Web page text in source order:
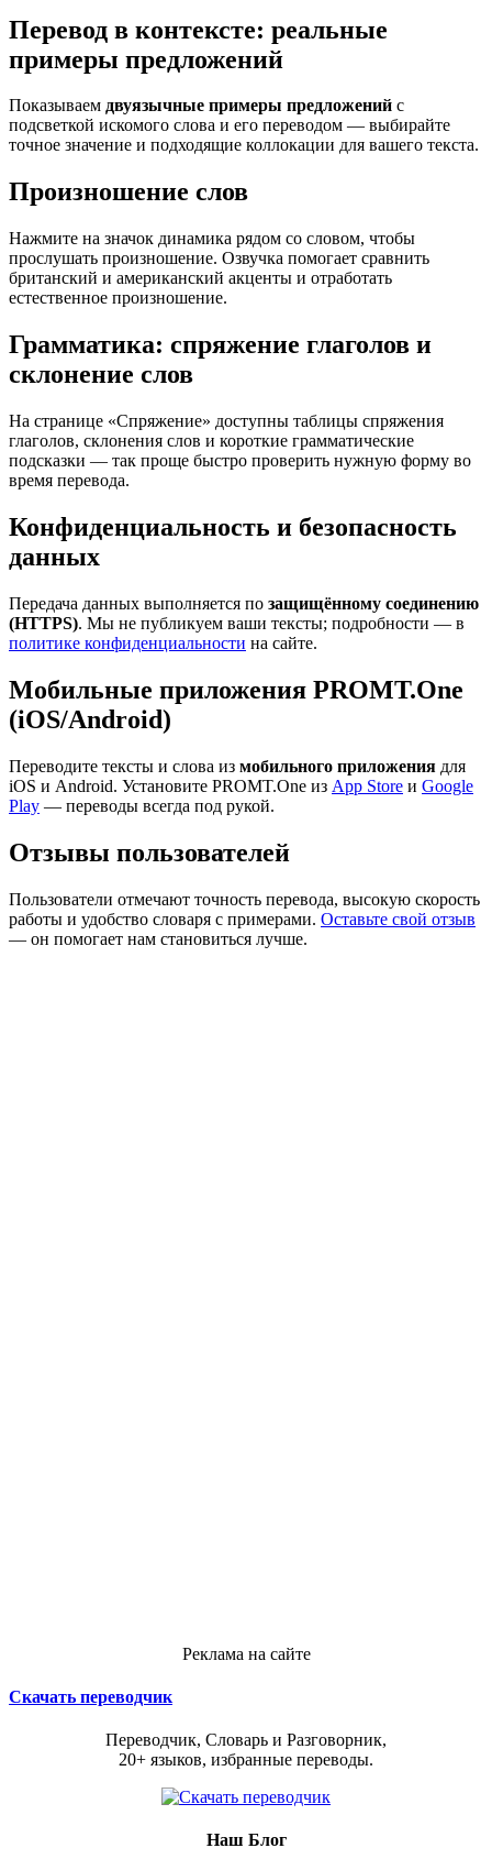
Перевод в контексте: реальные
примеры предложений
Показываем двуязычные примеры предложений с
подсветкой искомого слова и его переводом — выбирайте
точное значение и подходящие коллокации для вашего текста.
Произношение слов
Нажмите на значок динамика рядом со словом, чтобы
прослушать произношение. Озвучка помогает сравнить
британский и американский акценты и отработать
естественное произношение.
Грамматика: спряжение глаголов и
склонение слов
На странице «Спряжение» доступны таблицы спряжения
глаголов, склонения слов и короткие грамматические
подсказки — так проще быстро проверить нужную форму во
время перевода.
Конфиденциальность и безопасность
данных
Передача данных выполняется по защищённому соединению
(HTTPS). Мы не публикуем ваши тексты; подробности — в
политике конфиденциальности на сайте.
Мобильные приложения PROMT.One
(iOS/Android)
Переводите тексты и слова из мобильного приложения для
iOS и Android. Установите PROMT.One из App Store и Google
Play — переводы всегда под рукой.
Отзывы пользователей
Пользователи отмечают точность перевода, высокую скорость
работы и удобство словаря с примерами. Оставьте свой отзыв
— он помогает нам становиться лучше.
Реклама на сайте
Скачать переводчик
Переводчик, Словарь и Разговорник,
20+ языков, избранные переводы.
Наш Блог